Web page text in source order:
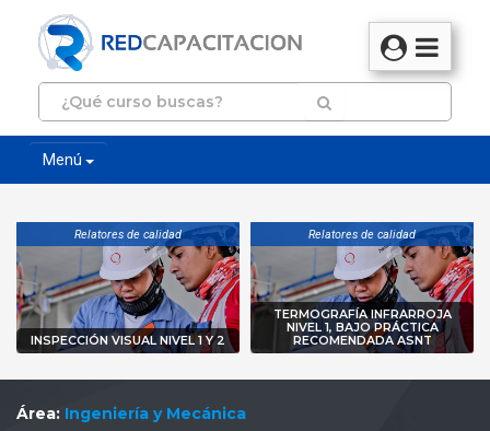
Menú
Relatores de calidad
INSPECCIÓN VISUAL NIVEL 1 Y 2
Relatores de calidad
TERMOGRAFÍA INFRARROJA
NIVEL 1, BAJO PRÁCTICA
RECOMENDADA ASNT
Área: Ingeniería y Mecánica